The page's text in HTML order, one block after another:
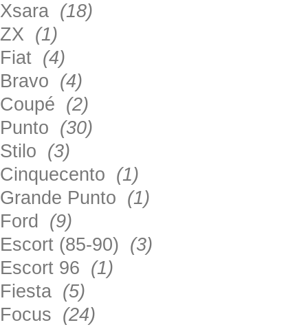
Xsara (18)
ZX (1)
Fiat (4)
Bravo (4)
Coupé (2)
Punto (30)
Stilo (3)
Cinquecento (1)
Grande Punto (1)
Ford (9)
Escort (85-90) (3)
Escort 96 (1)
Fiesta (5)
Focus (24)